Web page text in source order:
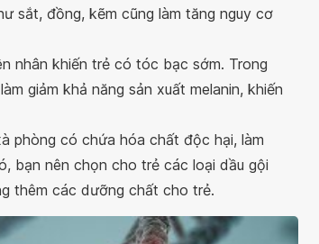
sắt, đồng, kẽm cũng làm tăng nguy cơ
nhân khiến trẻ có tóc bạc sớm. Trong
giảm khả năng sản xuất melanin, khiến
phòng có chứa hóa chất độc hại, làm
bạn nên chọn cho trẻ các loại dầu gội
thêm các dưỡng chất cho trẻ.